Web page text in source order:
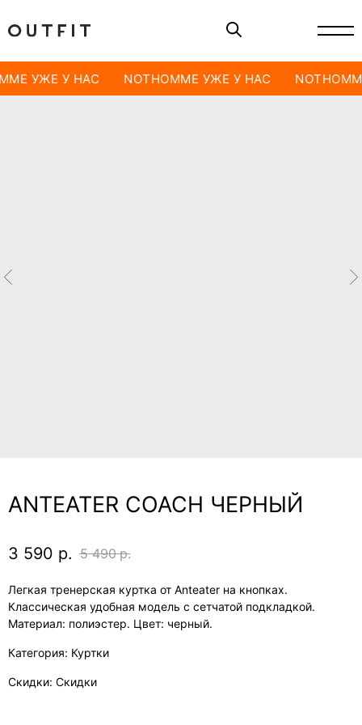
УЖЕ У НАС NOTHOMME УЖЕ У НАС
ANTEATER COACH ЧЕРНЫЙ
3 590 р. 5 490 р.
Легкая тренерская куртка от Anteater на кнопках.
Классическая удобная модель с сетчатой подкладкой.
Материал: полиэстер. Цвет: черный.
Категория: Куртки
Скидки: Скидки